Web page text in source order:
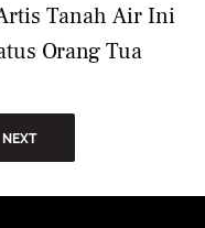
Tanah Air Ini
Orang Tua
NEXT